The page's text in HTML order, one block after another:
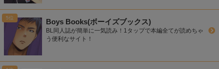
Boys Books(ボーイズブックス)
BL同人誌が簡単に一気読み！1タップで本編全てが読めちゃ
う便利なサイト！